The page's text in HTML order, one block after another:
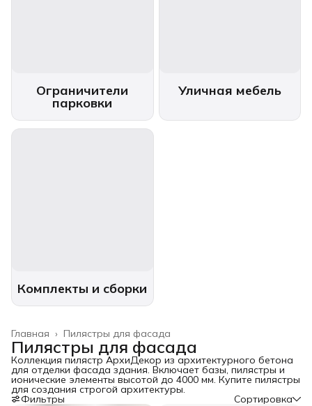
Ограничители
парковки
Уличная мебель
Комплекты и сборки
Пилястры для фасада
Главная ›
Пилястры для фасада
Коллекция пилястр АрхиДекор из архитектурного бетона
для отделки фасада здания. Включает базы, пилястры и
ионические элементы высотой до 4000 мм. Купите пилястры
для создания строгой архитектуры.
Фильтры Сортировка